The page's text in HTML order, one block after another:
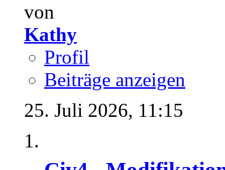
von
Kathy
Profil
Beiträge anzeigen
25. Juli 2026, 11:15